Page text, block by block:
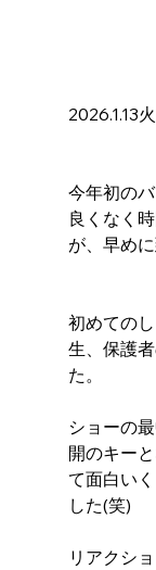
2026.1.13
今年初の
良くなく
が、早めに
初めての
生、保護
た。
ショーの
開のキー
て面白い
した(笑)
リアクシ